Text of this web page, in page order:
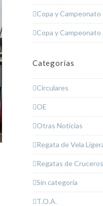
Copa y
Copa y
Categorías
Circulares
OE
Otras Noticias
Regata de Vela
Regatas de Cruceros
Sin categoría
T.O.A.